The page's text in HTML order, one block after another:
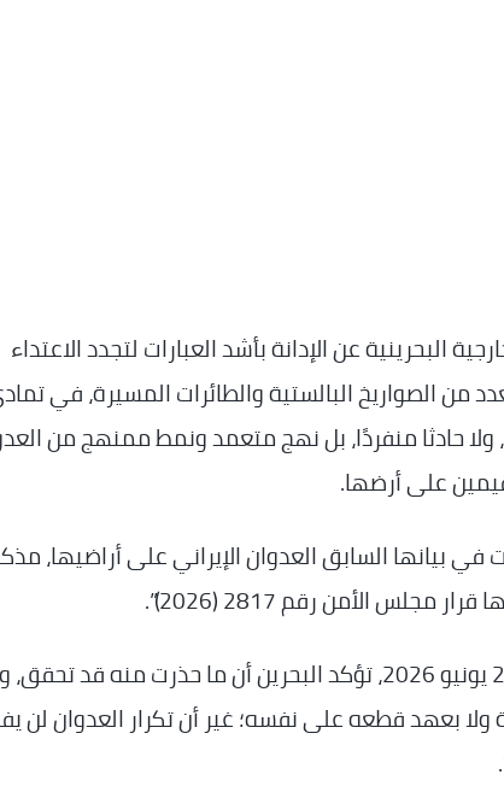
البحرينية عن الإدانة بأشد العبارات لتجدد الاعتداء
من الصواريخ البالستية والطائرات المسيرة، في
حادثا منفردًا، بل نهج متعمد ونمط ممنهج من
على أرضها.
في بيانها السابق العدوان الإيراني على أراضيها،
الأمن رقم 2817 (2026)”.
وأضافت: “مع معاودة هذا العدوان الأحد، الموافق 28 يونيو 2026، تؤكد البحرين أن ما حذرت منه قد
ولا بعهد قطعه على نفسه؛ غير أن تكرار العدوان لن